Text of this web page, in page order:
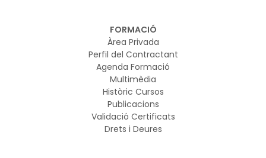
FORMACIÓ
Àrea Privada
Perfil del Contractant
Agenda Formació
Multimèdia
Històric Cursos
Publicacions
Validació Certificats
Drets i Deures